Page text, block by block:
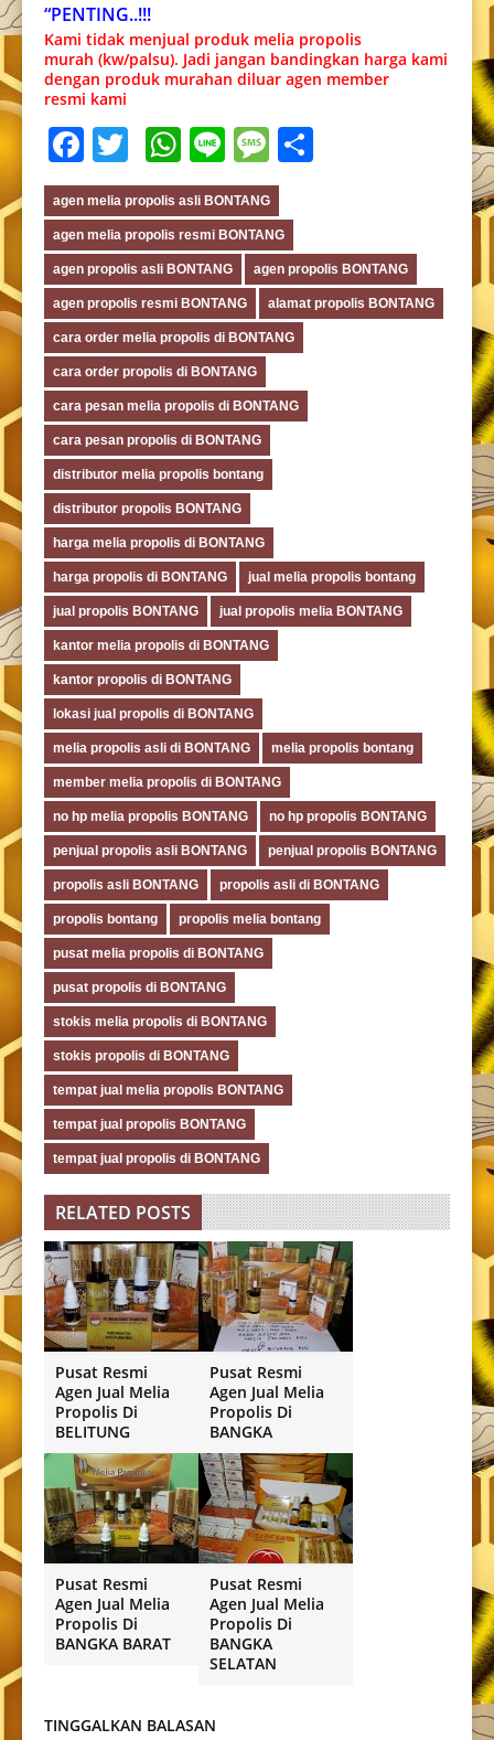
“PENTING..!!!
Kami tidak menjual produk melia propolis
murah (kw/palsu). Jadi jangan bandingkan harga kami
dengan produk murahan diluar agen member
resmi kami
Facebook
TwitterWhatsApp
LineMessage
agen melia propolis asli BONTANG
agen melia propolis resmi BONTANG
agen propolis asli BONTANG agen propolis BONTANG
agen propolis resmi BONTANG alamat propolis BONTANG
cara order melia propolis di BONTANG
cara order propolis di BONTANG
cara pesan melia propolis di BONTANG
cara pesan propolis di BONTANG
distributor melia propolis bontang
distributor propolis BONTANG
harga melia propolis di BONTANG
harga propolis di BONTANG jual melia propolis bontang
jual propolis BONTANG jual propolis melia BONTANG
kantor melia propolis di BONTANG
kantor propolis di BONTANG
lokasi jual propolis di BONTANG
melia propolis asli di BONTANG melia propolis bontang
member melia propolis di BONTANG
no hp melia propolis BONTANG no hp propolis BONTANG
penjual propolis asli BONTANG penjual propolis BONTANG
propolis asli BONTANG propolis asli di BONTANG
propolis bontang propolis melia bontang
pusat melia propolis di BONTANG
pusat propolis di BONTANG
stokis melia propolis di BONTANG
stokis propolis di BONTANG
tempat jual melia propolis BONTANG
tempat jual propolis BONTANG
tempat jual propolis di BONTANG
RELATED POSTS
Pusat Resmi
Agen Jual Melia
Propolis Di
BELITUNG
Pusat Resmi
Agen Jual Melia
Propolis Di
BANGKA
Pusat Resmi
Agen Jual Melia
Propolis Di
BANGKA BARAT
Pusat Resmi
Agen Jual Melia
Propolis Di
BANGKA
SELATAN
TINGGALKAN BALASAN